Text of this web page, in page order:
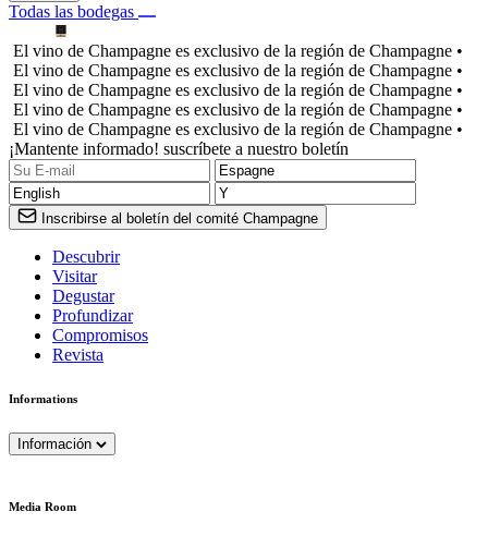
Todas las bodegas
El vino de Champagne es exclusivo de la región de Champagne •
El vino de Champagne es exclusivo de la región de Champagne •
El vino de Champagne es exclusivo de la región de Champagne •
El vino de Champagne es exclusivo de la región de Champagne •
El vino de Champagne es exclusivo de la región de Champagne •
¡Mantente informado! suscríbete a nuestro boletín
Inscribirse al boletín del comité Champagne
Descubrir
Visitar
Degustar
Profundizar
Compromisos
Revista
Informations
Información
Media Room